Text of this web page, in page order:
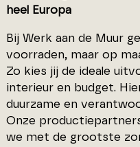
heel Europa
Bij Werk aan de Muur
voorraden, maar op
Zo kies jij de ideale
interieur en budget.
duurzame en
Onze
we met de grootste